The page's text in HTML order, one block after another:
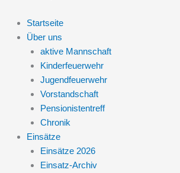
Startseite
Über uns
aktive Mannschaft
Kinderfeuerwehr
Jugendfeuerwehr
Vorstandschaft
Pensionistentreff
Chronik
Einsätze
Einsätze 2026
Einsatz-Archiv